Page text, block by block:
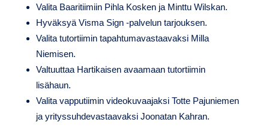
Valita Baaritiimiin Pihla Kosken ja Minttu Wilskan.
Hyväksyä Visma Sign -palvelun tarjouksen.
Valita tutortiimin tapahtumavastaavaksi Milla
Niemisen.
Valtuuttaa Hartikaisen avaamaan tutortiimin
lisähaun.
Valita vapputiimin videokuvaajaksi Totte Pajuniemen
ja yrityssuhdevastaavaksi Joonatan Kahran.